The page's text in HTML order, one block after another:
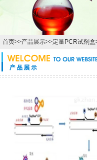
首页>>产品展示>>定量PCR试剂盒